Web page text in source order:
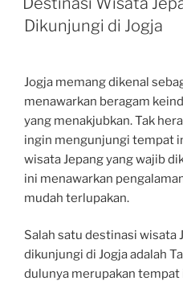
Dikunjungi di Jogja
Jogja memang dikenal
menawarkan beragam
yang menakjubkan. Tak
ingin mengunjungi tempat
wisata Jepang yang wajib
ini menawarkan
mudah terlupakan.
Salah satu destinasi wisata
dikunjungi di Jogja adalah
dulunya merupakan